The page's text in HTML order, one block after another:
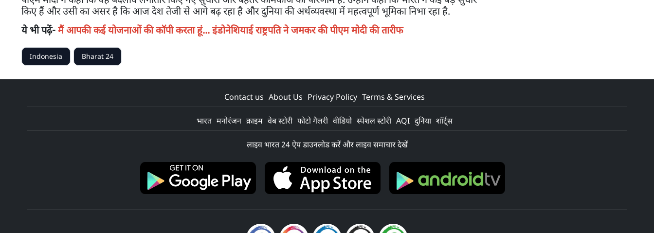
किए हैं और उसी का असर है कि आज देश तेजी से आगे बढ़ रहा है और दुनिया की अर्थव्यवस्था में महत्वपूर्ण भूमिका निभा रहा है.
ये भी पढ़ें-मैं आपकी कई योजनाओं की कॉपी करता हूं... इंडोनेशियाई राष्ट्रपति ने जमकर की पीएम मोदी की तारीफ
Indonesia Bharat 24
Contact us About Us Privacy Policy Terms & Services
भारत मनोरंजन क्राइम वेब स्टोरी फोटो गैलरी वीडियो स्पेशल स्टोरी AQI दुनिया शॉर्ट्स
लाइव भारत 24 ऐप डाउनलोड करें और लाइव समाचार देखें